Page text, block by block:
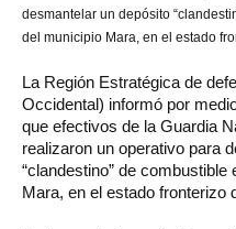
desmantelar un depósito
del municipio Mara, en el estado
La Región Estratégica de
Occidental) informó por
que efectivos de la Guardia
realizaron un operativo para
“clandestino” de
Mara, en el estado fronterizo